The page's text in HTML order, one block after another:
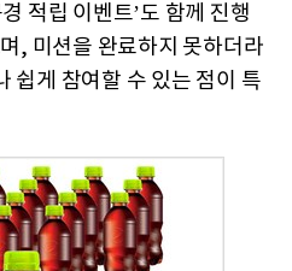
적립 이벤트’도 함께 진행
, 미션을 완료하지 못하더라
쉽게 참여할 수 있는 점이 특